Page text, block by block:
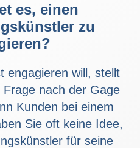
es, einen
zu
engagieren will, stellt
nach der Gage
Kunden bei einem
Sie oft keine Idee,
für seine